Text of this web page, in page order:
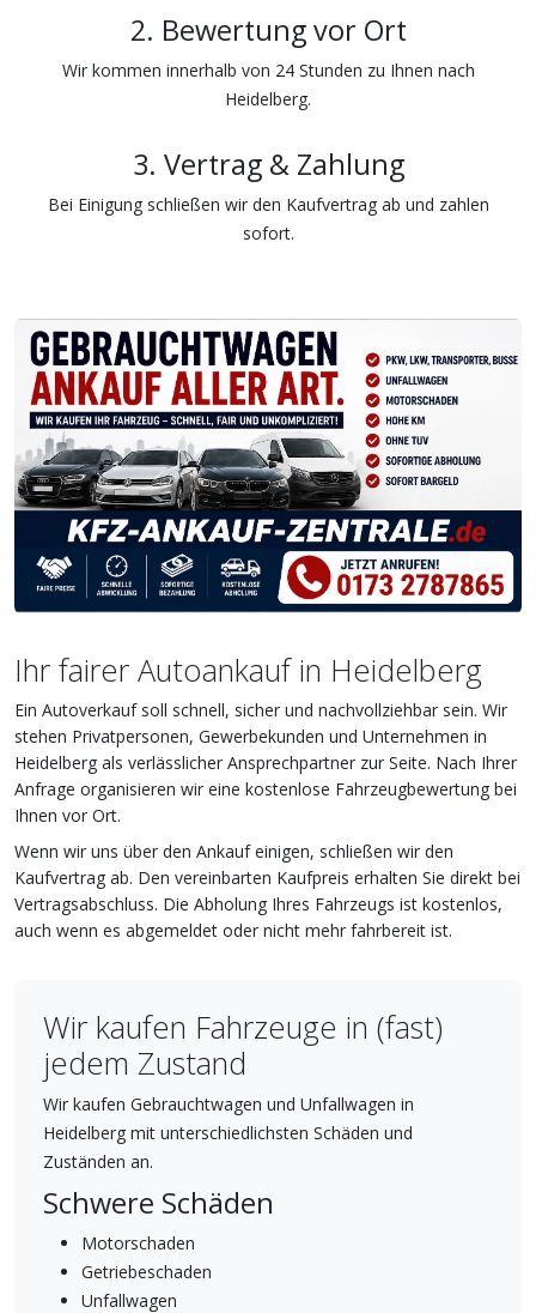
2. Bewertung vor Ort
Wir kommen innerhalb von 24 Stunden zu Ihnen nach
Heidelberg.
3. Vertrag & Zahlung
Bei Einigung schließen wir den Kaufvertrag ab und zahlen
sofort.
Ihr fairer Autoankauf in Heidelberg
Ein Autoverkauf soll schnell, sicher und nachvollziehbar sein. Wir
stehen Privatpersonen, Gewerbekunden und Unternehmen in
Heidelberg als verlässlicher Ansprechpartner zur Seite. Nach Ihrer
Anfrage organisieren wir eine kostenlose Fahrzeugbewertung bei
Ihnen vor Ort.
Wenn wir uns über den Ankauf einigen, schließen wir den
Kaufvertrag ab. Den vereinbarten Kaufpreis erhalten Sie direkt bei
Vertragsabschluss. Die Abholung Ihres Fahrzeugs ist kostenlos,
auch wenn es abgemeldet oder nicht mehr fahrbereit ist.
Wir kaufen Fahrzeuge in (fast)
jedem Zustand
Wir kaufen Gebrauchtwagen und Unfallwagen in
Heidelberg mit unterschiedlichsten Schäden und
Zuständen an.
Schwere Schäden
Motorschaden
Getriebeschaden
Unfallwagen